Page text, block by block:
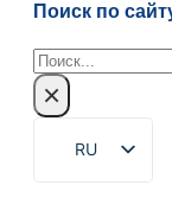
Поиск по
Поиск
×
RU
EN